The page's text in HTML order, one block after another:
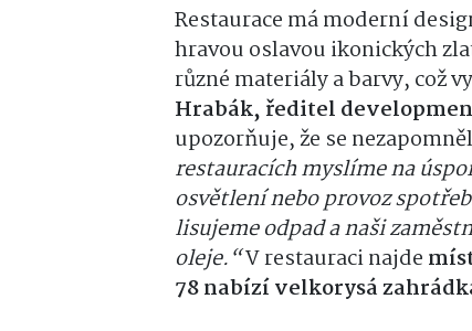
Restaurace má moderní
hravou oslavou ikonických
různé materiály a barvy, což
Hrabák, ředitel
upozorňuje, že se
restauracích myslíme na
osvětlení nebo provoz
lisujeme odpad a naši
oleje.“V restauraci najde
78 nabízí velkorysá